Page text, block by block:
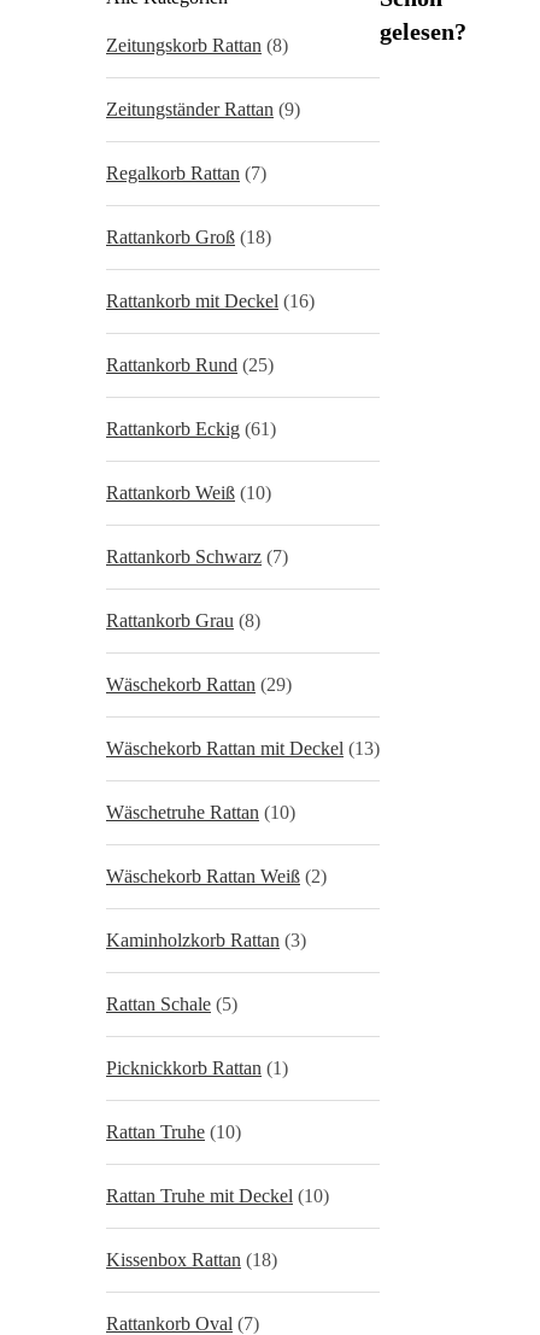
Zeitungskorb Rattan (8)
Zeitungständer Rattan (9)
Regalkorb Rattan (7)
Rattankorb Groß (18)
Rattankorb mit Deckel (16)
Rattankorb Rund (25)
Rattankorb Eckig (61)
Rattankorb Weiß (10)
Rattankorb Schwarz (7)
Rattankorb Grau (8)
Wäschekorb Rattan (29)
Wäschekorb Rattan mit Deckel (13)
Wäschetruhe Rattan (10)
Wäschekorb Rattan Weiß (2)
Kaminholzkorb Rattan (3)
Rattan Schale (5)
Picknickkorb Rattan (1)
Rattan Truhe (10)
Rattan Truhe mit Deckel (10)
Kissenbox Rattan (18)
Rattankorb Oval (7)
gelesen?